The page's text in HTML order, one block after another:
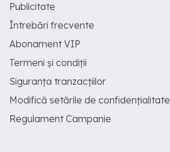
Publicitate
Întrebări frecvente
Abonament VIP
Termeni și condiții
Siguranța tranzacțiilor
Modifică setările de confidențialitate
Regulament Campanie